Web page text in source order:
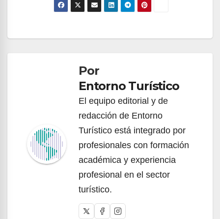
entradasPor
Entorno Turístico
El equipo editorial y de
redacción de Entorno
Turístico está integrado por
profesionales con formación
académica y experiencia
profesional en el sector
turístico.